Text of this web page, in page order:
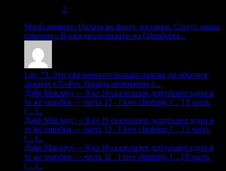
2
WooCommerce: Оплата по факту доставки. Статус заказа
изменен с В ожидании оплаты на Обработка...
Lay: "3. Это уже немного больше похоже на обычное
лазание с GoPro. Правда непонятны е...
Дэйв Маклауд — 9 из 10 скалолазов допускают одни и
те же ошибки — часть 12 - I love climbing: […] 8 часть
[…]...
Дэйв Маклауд — 9 из 10 скалолазов допускают одни и
те же ошибки — часть 12 - I love climbing: […] 1 часть
[…]...
Дэйв Маклауд — 9 из 10 скалолазов допускают одни и
те же ошибки — часть 11 - I love climbing: […] 8 часть
[…]...